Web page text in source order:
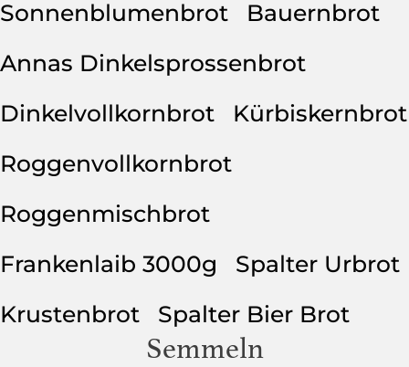
Sonnenblumenbrot
Bauernbrot
Annas Dinkelsprossenbrot
Dinkelvollkornbrot
Kürbiskernbrot
Roggenvollkornbrot
Roggenmischbrot
Frankenlaib 3000g
Spalter Urbrot
Krustenbrot
Spalter Bier Brot
Semmeln